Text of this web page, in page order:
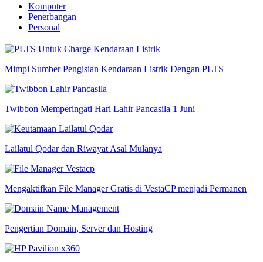
Komputer
Penerbangan
Personal
Mimpi Sumber Pengisian Kendaraan Listrik Dengan PLTS
Twibbon Memperingati Hari Lahir Pancasila 1 Juni
Lailatul Qodar dan Riwayat Asal Mulanya
Mengaktifkan File Manager Gratis di VestaCP menjadi Permanen
Pengertian Domain, Server dan Hosting